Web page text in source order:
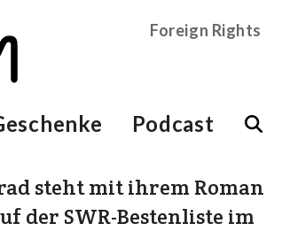
Foreign Rights
Podcast
steht mit ihrem Roman
der SWR-Bestenliste im